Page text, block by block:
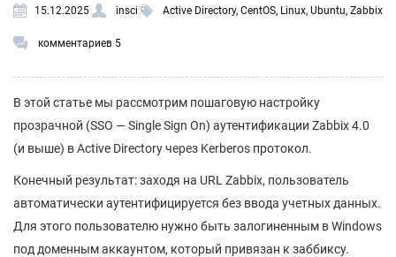
15.12.2025 insci Active Directory, CentOS, Linux, Ubuntu, Zabbix
комментариев 5
В этой статье мы рассмотрим пошаговую настройку
прозрачной (SSO — Single Sign On) аутентификации Zabbix 4.0
(и выше) в Active Directory через Kerberos протокол.
Конечный результат: заходя на URL Zabbix, пользователь
автоматически аутентифицируется без ввода учетных данных.
Для этого пользователю нужно быть залогиненным в Windows
под доменным аккаунтом, который привязан к заббиксу.